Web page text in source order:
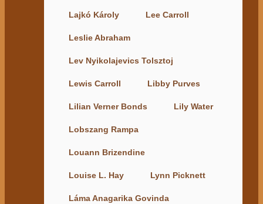
Lajkó Károly Lee Carroll
Leslie Abraham
Lev Nyikolajevics Tolsztoj
Lewis Carroll Libby Purves
Lilian Verner Bonds Lily Water
Lobszang Rampa
Louann Brizendine
Louise L. Hay Lynn Picknett
Láma Anagarika Govinda